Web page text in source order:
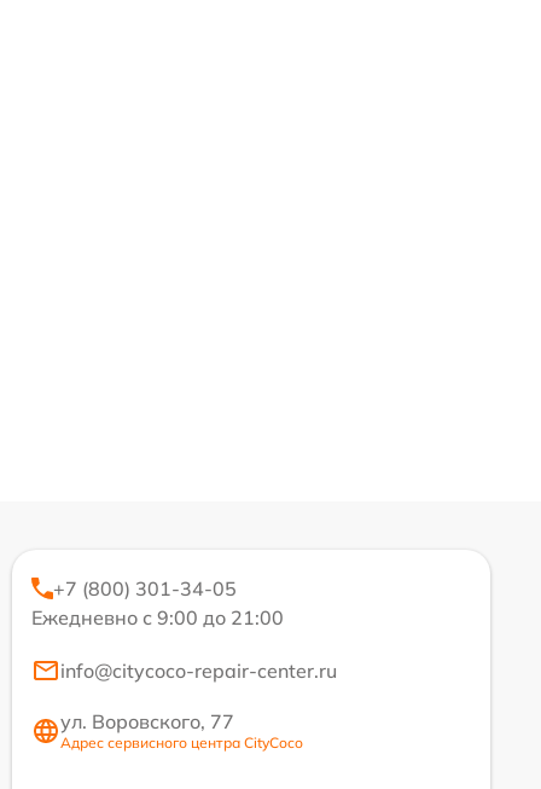
+7 (800) 301-34-05
Ежедневно с 9:00 до 21:00
info@citycoco-repair-center.ru
ул. Воровского, 77
Адрес сервисного центра CityCoco